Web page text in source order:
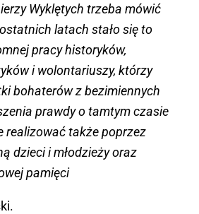
Wyklętych trzeba mówić
latach stało się to
pracy historyków,
i wolontariuszy, którzy
bohaterów z bezimiennych
prawdy o tamtym czasie
realizować także poprzez
dzieci i młodzieży oraz
pamięci